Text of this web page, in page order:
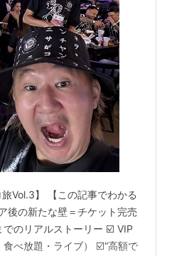
旅Vol.3】 【この記事でわかる
後の新たな壁＝チケット完売
のリアルストーリー ☑️ VIP
べ放題・ライブ） ☑️“高額で